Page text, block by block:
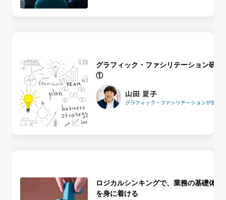
グラフィック・ファシリテーション研修
①
山田 夏子
グラフィック・ファシリテーションが世界
ロジカルシンキングで、業務の基礎体力
を身に着ける